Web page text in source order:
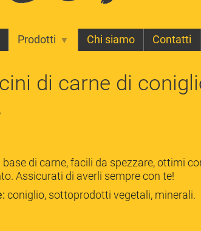
Prodotti Chi siamo Contatti
di carne di
base di carne, facili da spezzare, ottimi
Assicurati di averli sempre con te!
coniglio, sottoprodotti vegetali, minerali.